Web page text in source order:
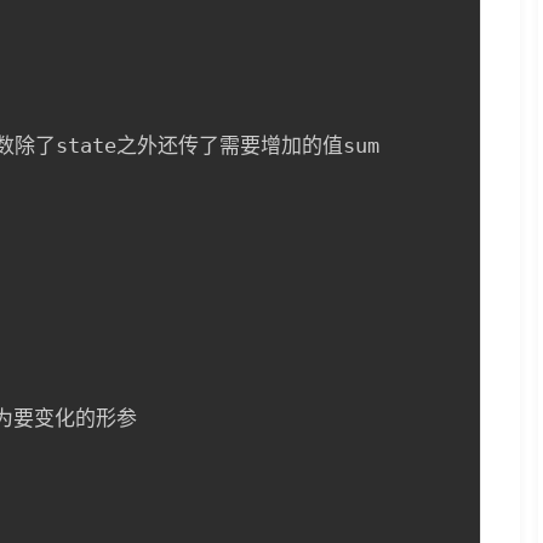
除了state之外还传了需要增加的值sum
要变化的形参